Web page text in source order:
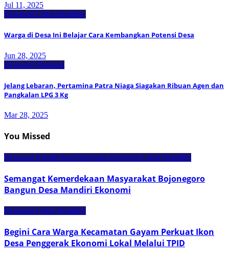
Jul 11, 2025
Ekonomi Lokal Headline
Warga di Desa Ini Belajar Cara Kembangkan Potensi Desa
Jun 28, 2025
Ekonomi Nasional
Jelang Lebaran, Pertamina Patra Niaga Siagakan Ribuan Agen dan
Pangkalan LPG 3 Kg
Mar 28, 2025
You Missed
Ekonomi Kreatif dan Pariwisata Ekonomi Lokal Headline
Semangat Kemerdekaan Masyarakat Bojonegoro
Bangun Desa Mandiri Ekonomi
Ekonomi Lokal Headline
Begini Cara Warga Kecamatan Gayam Perkuat Ikon
Desa Penggerak Ekonomi Lokal Melalui TPID